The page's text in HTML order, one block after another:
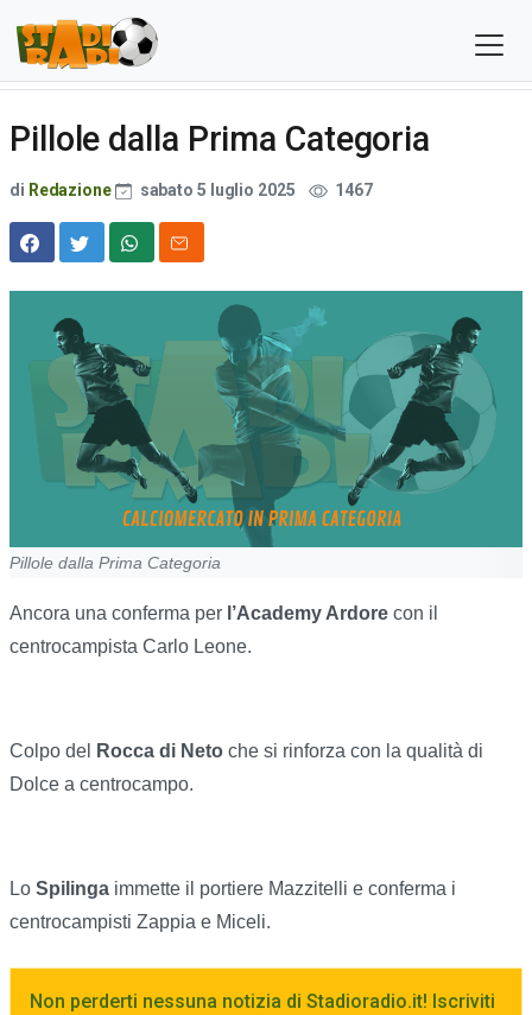
Pillole dalla Prima Categoria
di Redazione sabato 5 luglio 2025 1467
Pillole dalla Prima Categoria
Ancora una conferma per l’Academy Ardore con il
centrocampista Carlo Leone.
Colpo del Rocca di Neto che si rinforza con la qualità di
Dolce a centrocampo.
Lo Spilinga immette il portiere Mazzitelli e conferma i
centrocampisti Zappia e Miceli.
Non perderti nessuna notizia di Stadioradio.it! Iscriviti